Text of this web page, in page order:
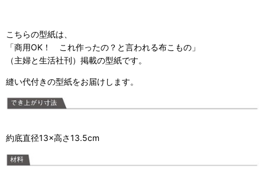
こちらの型紙は、
「商用OK！ これ作ったの？と言われる布こもの 」
（主婦と生活社刊）掲載の型紙です。
縫い代付きの型紙をお届けします。
約底直径13×高さ13.5cm